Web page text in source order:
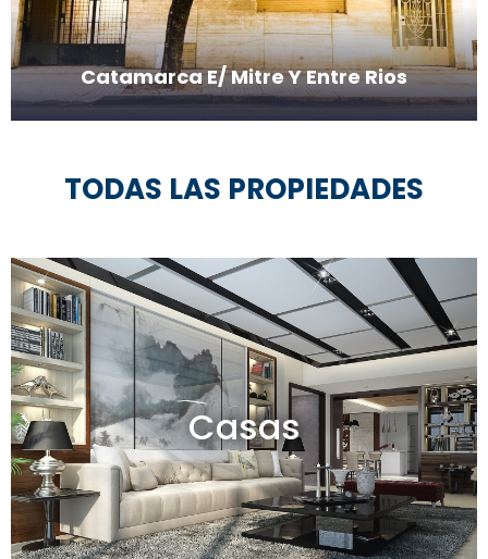
Primero De Mayo E/ Gaboto Y Garay
TODAS LAS PROPIEDADES
Casas
Casas en venta y alquiler
Ver todas